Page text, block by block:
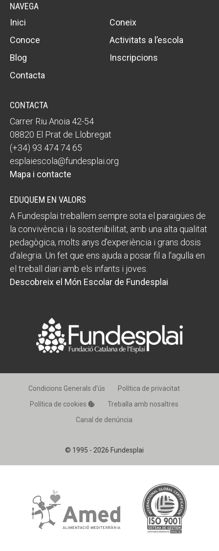
NAVEGA
Inici
Coneix
Conoce
Activitats a l’escola
Blog
Inscripcions
Contacta
CONTACTA
Carrer Riu Anoia 42-54
08820 El Prat de Llobregat
(+34) 93 474 74 65
esplaiescola@fundesplai.org
Mapa i contacte
EDUQUEM EN VALORS
A Fundesplai treballem sempre sota el paraigües de
la convivència i la sostenibilitat, amb una alta qualitat
pedagògica, molts anys d’experiència i grans dosis
d’alegria. Un fet que ens ajuda a posar fil a l'agulla en
el treball diari amb els infants i joves.
Descobreix el Món Escolar de Fundesplai
© 1995 - 2026 Fundesplai
Condicions Generals d’ús
Política de privacitat
Política de cookies
Treballa amb nosaltres
Canal de denúncia